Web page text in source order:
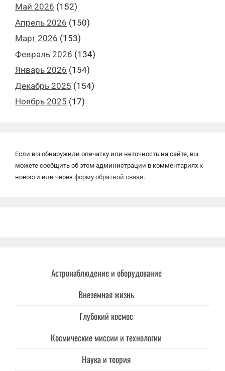
Май 2026 (152)
Апрель 2026 (150)
Март 2026 (153)
Февраль 2026 (134)
Январь 2026 (154)
Декабрь 2025 (154)
Ноябрь 2025 (17)
Если вы обнаружили опечатку или неточность на сайте, вы
можете сообщить об этом администрации в комментариях к
новости или через форму обратной связи.
Астронаблюдение и оборудование
Внеземная жизнь
Глубокий космос
Космические миссии и технологии
Наука и теория